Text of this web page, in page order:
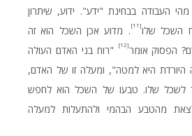
העבודה בבחינת "ידע". ידוע, שיתרון
השכל שלו[11]
. מדוע אכן השכל הוא זה
הפסוק אומר[12]
"רוח בני האדם העולה
היורדת היא למטה", ומעלה זו של האדם,
לשכל שלו. טבעו של השכל הוא לחפש
מהטבע הבהמי ולהתעלות למעלה